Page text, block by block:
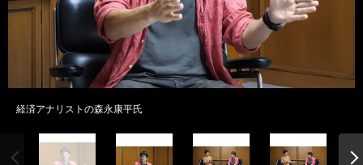
経済アナリストの森永康平氏